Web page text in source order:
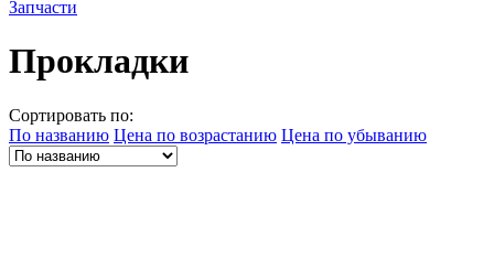
Запчасти
Прокладки
Сортировать по:
По названию Цена по возрастанию Цена по убыванию